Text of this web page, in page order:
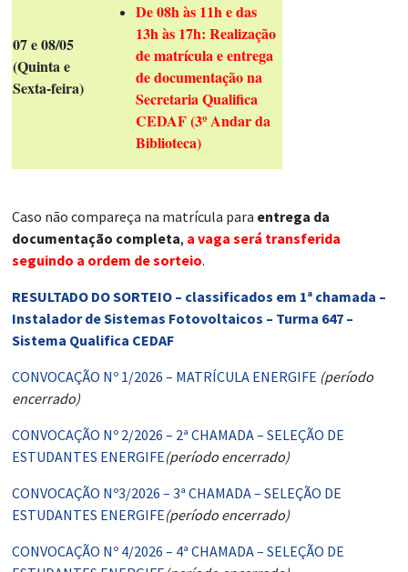
07 e 08/05
(Quinta e
Sexta-feira)
De 08h às 11h e das
13h às 17h: Realização
de matrícula e entrega
de documentação na
Secretaria Qualifica
CEDAF (3º Andar da
Biblioteca)
Caso não compareça na matrícula para entrega da
documentação completa, a vaga será transferida
seguindo a ordem de sorteio.
RESULTADO DO SORTEIO – classificados em 1ª chamada –
Instalador de Sistemas Fotovoltaicos – Turma 647 –
Sistema Qualifica CEDAF
CONVOCAÇÃO Nº 1/2026 – MATRÍCULA ENERGIFE (período
encerrado)
CONVOCAÇÃO Nº 2/2026 – 2ª CHAMADA – SELEÇÃO DE
ESTUDANTES ENERGIFE(período encerrado)
CONVOCAÇÃO Nº3/2026 – 3ª CHAMADA – SELEÇÃO DE
ESTUDANTES ENERGIFE(período encerrado)
CONVOCAÇÃO Nº 4/2026 – 4ª CHAMADA – SELEÇÃO DE